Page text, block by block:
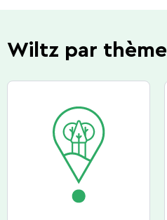
Wiltz par thème